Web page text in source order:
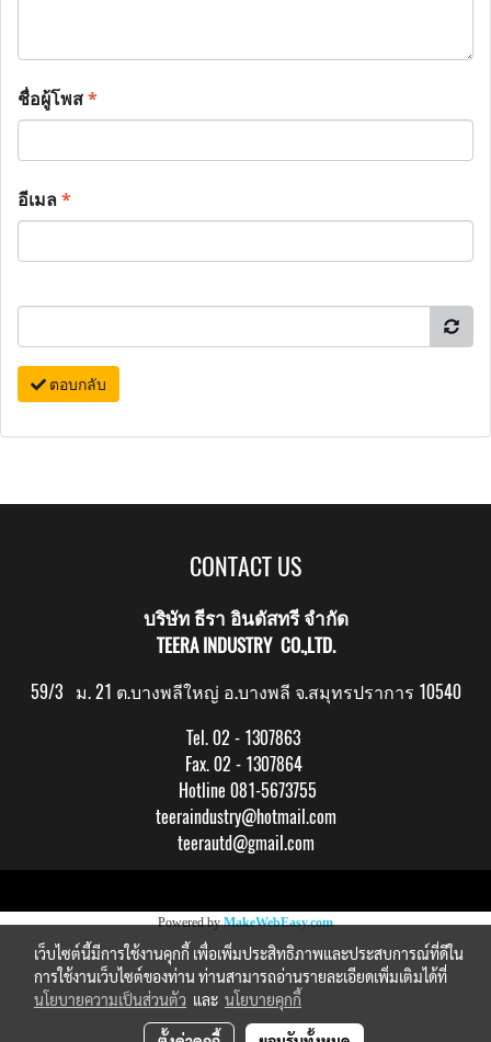
ชื่อผู้โพส*
อีเมล*
ตอบกลับ
CONTACT US
บริษัท ธีรา อินดัสทรี จำกัด
TEERA INDUSTRY CO.,LTD.
59/3 ม. 21 ต.บางพลีใหญ่ อ.บางพลี จ.สมุทรปราการ 10540
Tel. 02 - 1307863
Fax. 02 - 1307864
Hotline 081-5673755
teeraindustry@hotmail.com
teerautd@gmail.com
Powered byMakeWebEasy.com
เว็บไซต์นี้มีการใช้งานคุกกี้ เพื่อเพิ่มประสิทธิภาพและประสบการณ์ที่ดีใน
การใช้งานเว็บไซต์ของท่าน ท่านสามารถอ่านรายละเอียดเพิ่มเติมได้ที่
นโยบายความเป็นส่วนตัว และ นโยบายคุกกี้